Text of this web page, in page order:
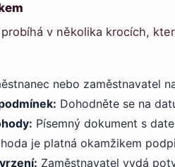
v několika krocích,
nebo zaměstnavatel
Dohodněte se na
Písemný dokument s
je platná okamžikem
Zaměstnavatel vydá